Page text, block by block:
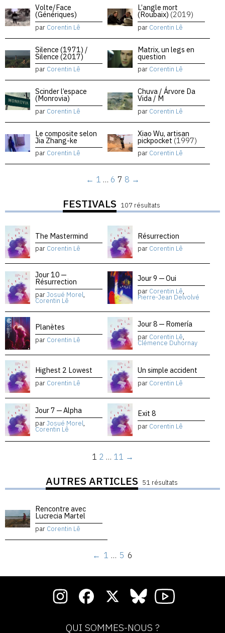
Volte/Face
(Génériques)
par Corentin Lê
L’angle mort
(Roubaix) (2019)
par Corentin Lê
Silence (1971) /
Silence (2017)
par Corentin Lê
Matrix, un legs en
question
par Corentin Lê
Scinder l’espace
(Monrovia)
par Corentin Lê
Chuva / Árvore Da
Vida / M
par Corentin Lê
Le composite selon
Jia Zhang-ke
par Corentin Lê
Xiao Wu, artisan
pickpocket (1997)
par Corentin Lê
← 1 … 6 7 8 →
FESTIVALS 107 résultats
The Mastermind
par Corentin Lê
Résurrection
par Corentin Lê
Jour 10 —
Résurrection
parJosué Morel,
Corentin Lê
Jour 9 — Oui
par Corentin Lê,
Pierre-Jean Delvolvé
Planètes
par Corentin Lê
Jour 8 — Romería
par Corentin Lê,
Clémence Duhornay
Highest 2 Lowest
par Corentin Lê
Un simple accident
par Corentin Lê
Jour 7 — Alpha
parJosué Morel,
Corentin Lê
Exit 8
par Corentin Lê
1 2 … 11 →
AUTRES ARTICLES 51 résultats
Rencontre avec
Lucrecia Martel
par Corentin Lê
← 1 … 5 6
QUI SOMMES-NOUS ?